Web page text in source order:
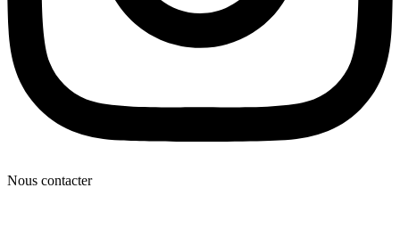
Nous contacter